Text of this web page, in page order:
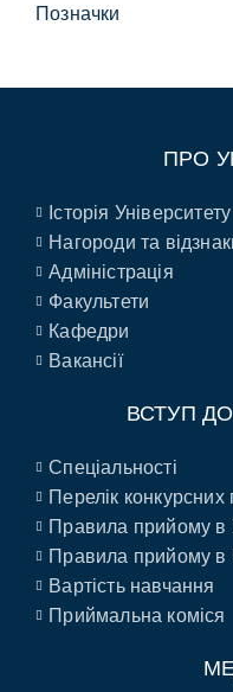
Позначки
ПРО
Історія Університету
Нагороди та
Адміністрація
Факультети
Кафедри
Вакансії
ВСТУП
Спеціальності
Перелік конкурсних
Правила прийому в
Правила прийому в
Вартість навчання
Приймальна коміся